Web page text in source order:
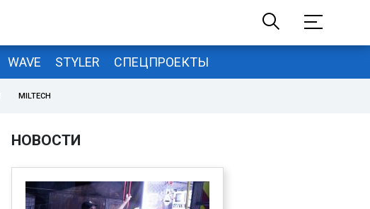
WAVE STYLER СПЕЦПРОЕКТЫ
MILTECH
НОВОСТИ